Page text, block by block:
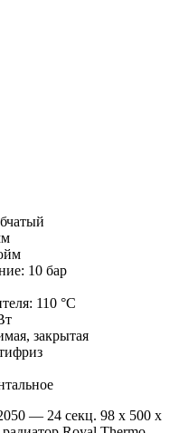
10 бар
110 °С
закрытая
— 24 секц. 98 х 500 х